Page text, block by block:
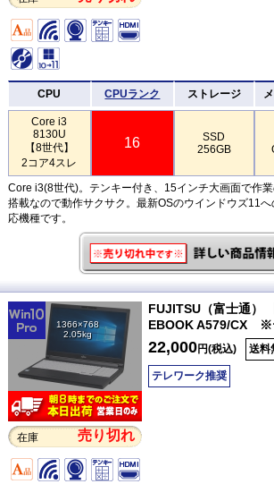
CPU CPUランク ストレージ
Core i3
8130U
【8世代】
2コア4スレ
16
SSD
256GB
Core i3(8世代)。テンキー付き、15インチ大画面で作
搭載なので動作サクサク。最新OSのウインドウズ11
応機種です。
1366×768
2.05kg
在庫 売り切れ
FUJITSU（富士通）
EBOOK A579/CX ※
22,000円(税込) 送料
テレワーク推奨